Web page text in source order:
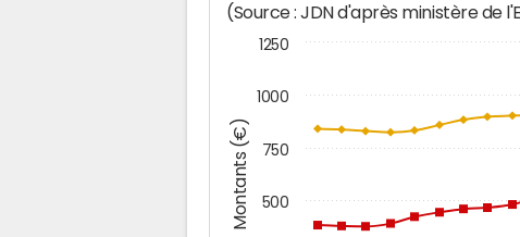
Montants (€)
(Source : JDN d'après ministère de
500
750
1000
1250